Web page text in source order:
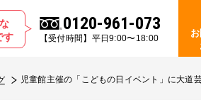
す
0120-961-073
【受付時間】平日9:00〜18:00
児童館主催の「こどもの日イベント」に大道